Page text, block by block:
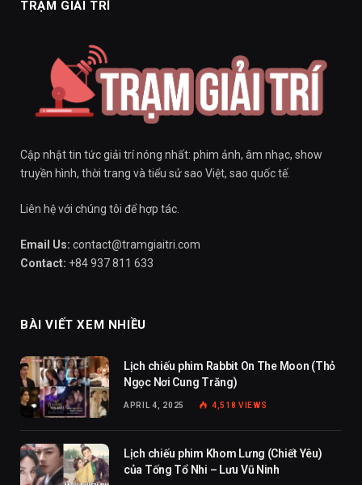
TRẠM GIẢI TRÍ
Cập nhật tin tức giải trí nóng nhất: phim ảnh, âm nhạc, show
truyền hình, thời trang và tiểu sử sao Việt, sao quốc tế.
Liên hệ với chúng tôi để hợp tác.
Email Us: contact@tramgiaitri.com
Contact: +84 937 811 633
BÀI VIẾT XEM NHIỀU
Lịch chiếu phim Rabbit On The Moon (Thỏ
Ngọc Nơi Cung Trăng)
APRIL 4, 2025 4,518VIEWS
Lịch chiếu phim Khom Lưng (Chiết Yêu)
của Tống Tổ Nhi – Lưu Vũ Ninh